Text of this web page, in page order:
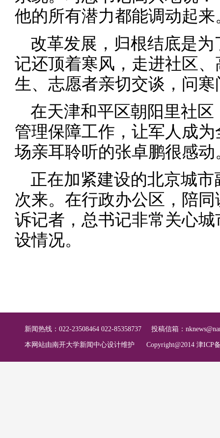
他的所有潜力都能调动起来
改革发展，归根结底是
记还顶着寒风，走进社区
生、志愿者亲切交谈，问
在天津和平区朝阳里社
管理保障工作，让军人成
场亲耳聆听的张卓鹏很感动
正在加紧建设的北京城
次来。在行政办公区，陪
诉记者，总书记非常关心
设情况。
新闻热线：022-23508464 022-85358737 投稿信箱：
本网站由南开大学新闻中心设计维护 Copyright@2014 津ICP